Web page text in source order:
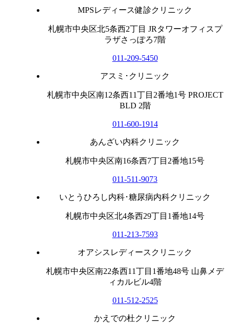
MPSレディース健診クリニック
札幌市中央区北5条西2丁目 JRタワーオフィスプ
ラザさっぽろ7階
011-209-5450
アスミ･クリニック
札幌市中央区南12条西11丁目2番地1号 PROJECT
BLD 2階
011-600-1914
あんざい内科クリニック
札幌市中央区南16条西7丁目2番地15号
011-511-9073
いとうひろし内科･糖尿病内科クリニック
札幌市中央区北4条西29丁目1番地14号
011-213-7593
オアシスレディースクリニック
札幌市中央区南22条西11丁目1番地48号 山鼻メデ
ィカルビル4階
011-512-2525
かえでの杜クリニック